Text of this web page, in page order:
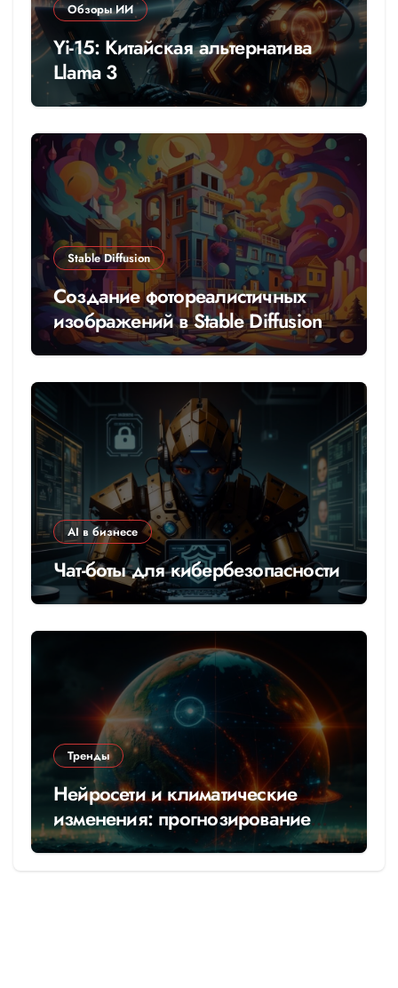
Обзоры ИИ
Yi-15: Китайская альтернатива
Llama 3
Stable Diffusion
Создание фотореалистичных
изображений в Stable Diffusion
AI в бизнесе
Чат-боты для кибербезопасности
Тренды
Нейросети и климатические
изменения: прогнозирование
катастроф